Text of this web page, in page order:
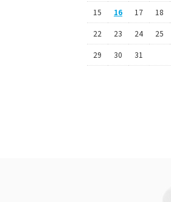
15 16 17 18
22 23 24 25
29 30 31